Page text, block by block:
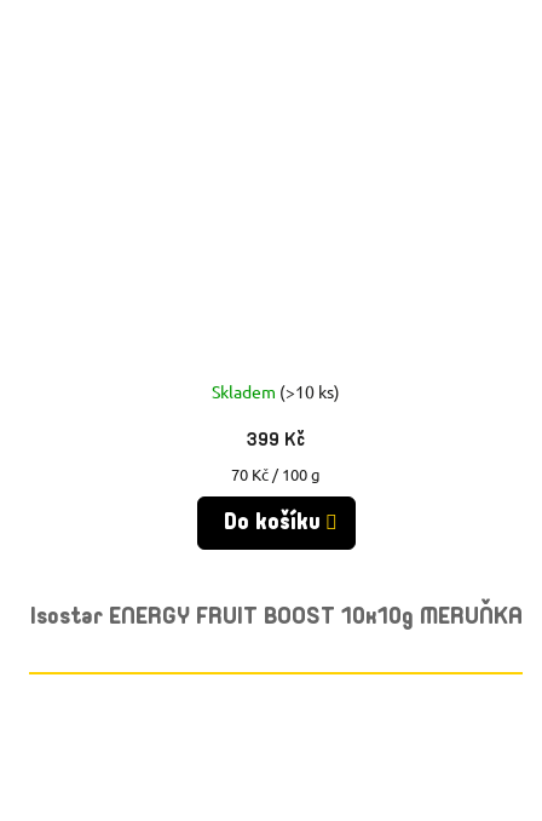
Skladem (>10 ks)
399 Kč
Měrná
cena:
70 Kč / 100 g
Do košíku
Isostar ENERGY FRUIT BOOST 10x10g MERUŇKA